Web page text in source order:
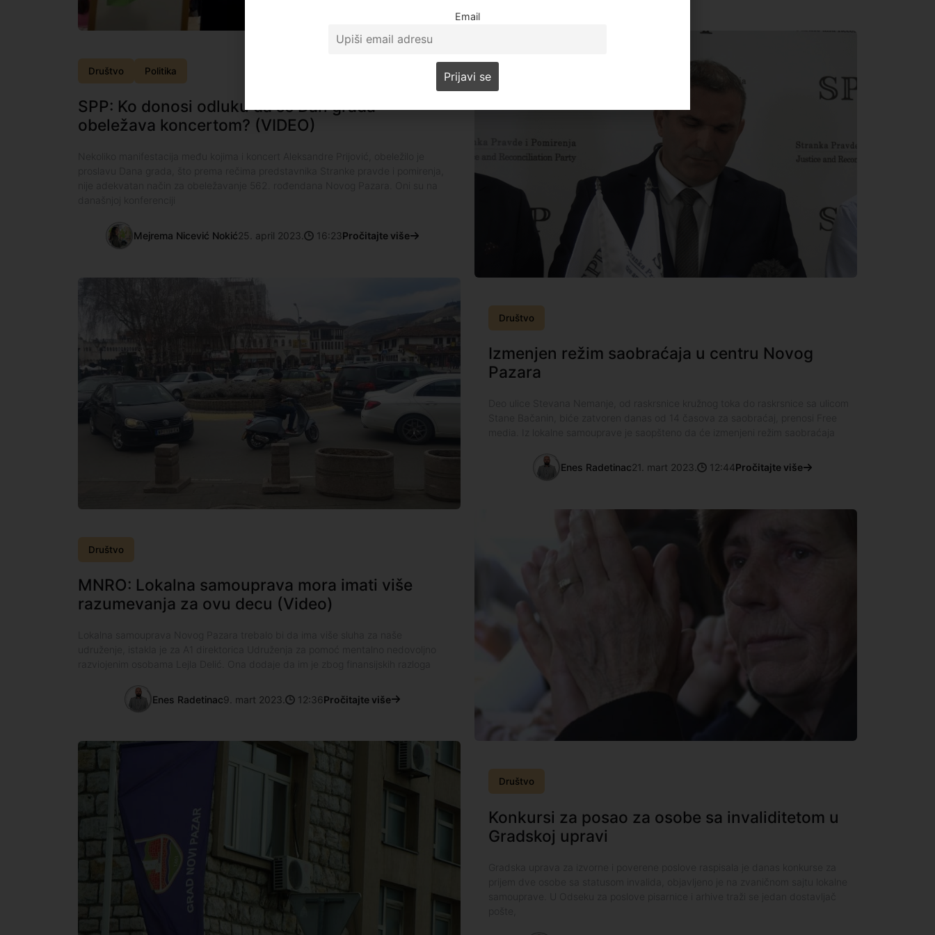
Društvo Politika
SPP: Ko donosi odluku da se Dan grada
obeležava koncertom? (VIDEO)
Mejrema Nicević Nokić25. april 2023. 16:23Pročitajte više
Društvo
Izmenjen režim saobraćaja u centru Novog
Pazara
Enes Radetinac21. mart 2023. 12:44Pročitajte više
Društvo
MNRO: Lokalna samouprava mora imati više
razumevanja za ovu decu (Video)
Enes Radetinac9. mart 2023. 12:36Pročitajte više
Društvo
Konkursi za posao za osobe sa invaliditetom u
Gradskoj upravi
Email